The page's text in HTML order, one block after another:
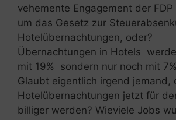
vehemente Engagement der
um das Gesetz zur
Hotelübernachtungen, oder?
Übernachtungen in Hotels
mit 19% sondern nur noch mit
Glaubt eigentlich irgend jemand,
Hotelübernachtungen jetzt für
billiger werden? Wieviele Jobs